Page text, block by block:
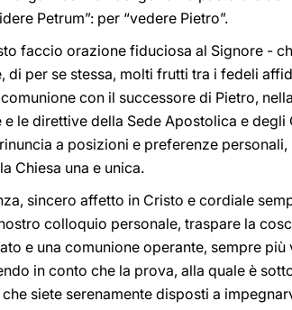
Petrum”: per “vedere Pietro”.
faccio orazione fiduciosa al Signore -
di per se stessa, molti frutti tra i fedeli
con il successore di Pietro,
le direttive della Sede Apostolica e
a posizioni e preferenze
Chiesa una e unica.
sincero affetto in Cristo e cordiale
colloquio personale, traspare la
e una comunione operante, sempre
in conto che la prova, alla quale è
siete serenamente disposti a